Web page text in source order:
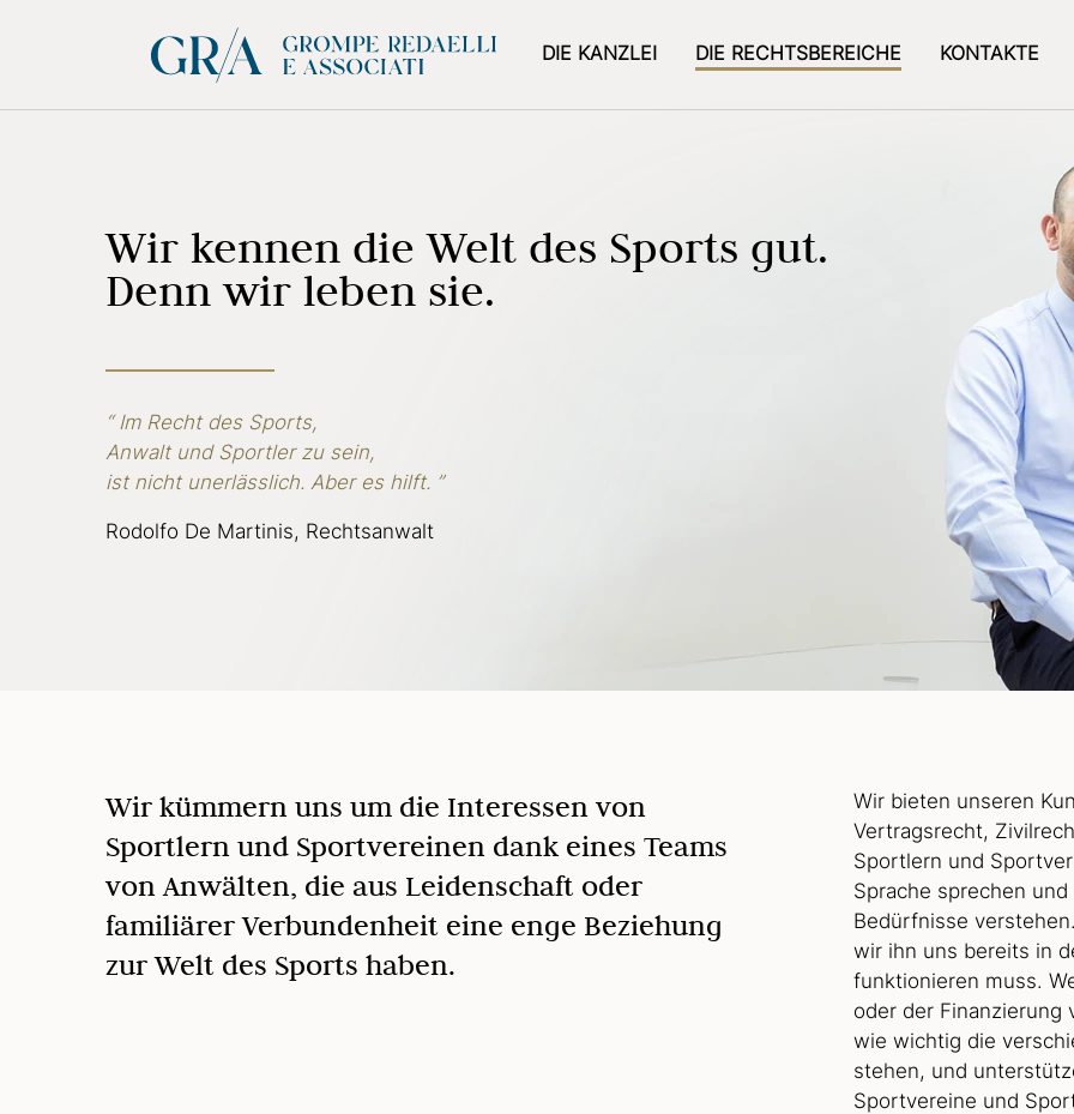
DIE KANZLEI DIE RECHTSBEREICHE KONTAKTE
Wir kennen die Welt des Sports gut.
Denn wir leben sie.
“ Im Recht des Sports,
Anwalt und Sportler zu sein,
ist nicht unerlässlich. Aber es hilft. ”
Rodolfo De Martinis, Rechtsanwalt
Wir kümmern uns um die Interessen von
Sportlern und Sportvereinen dank eines Teams
von Anwälten, die aus Leidenschaft oder
familiärer Verbundenheit eine enge Beziehung
zur Welt des Sports haben.
Wir bieten unseren
Vertragsrecht,
Sportlern und
Sprache sprechen
Bedürfnisse
wir ihn uns bereits in
funktionieren muss.
oder der Finanzierung
wie wichtig die
stehen, und
Sportvereine und